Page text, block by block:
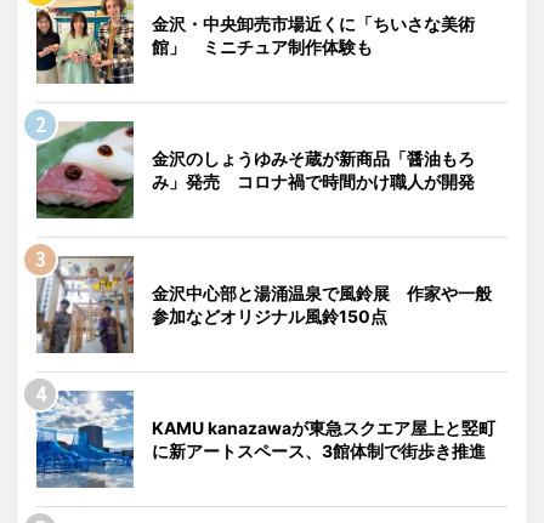
金沢・中央卸売市場近くに「ちいさな美術
館」 ミニチュア制作体験も
金沢のしょうゆみそ蔵が新商品「醤油もろ
み」発売 コロナ禍で時間かけ職人が開発
金沢中心部と湯涌温泉で風鈴展 作家や一般
参加などオリジナル風鈴150点
KAMU kanazawaが東急スクエア屋上と竪町
に新アートスペース、3館体制で街歩き推進